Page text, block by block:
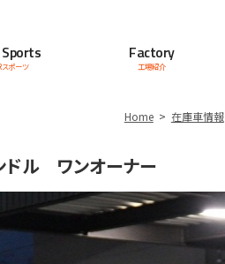
Sports
スポーツ
Factory
工場紹介
Home 在庫車情報
ドル ワンオーナー